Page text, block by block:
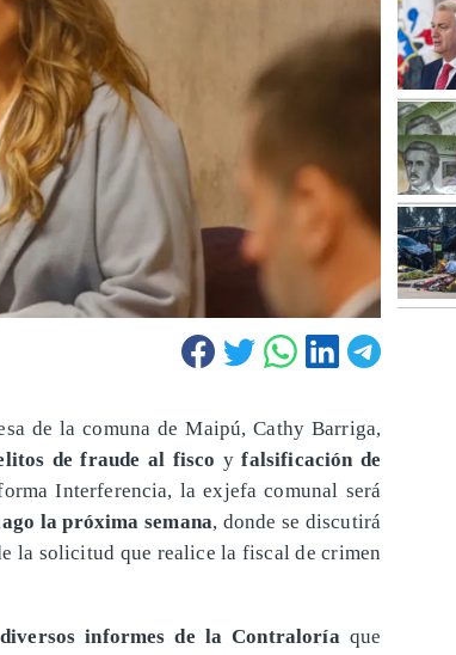
de la comuna de Maipú, Cathy Barriga,
de fraude al fisco yfalsificación de
Interferencia, la exjefa comunal será
la próxima semana, donde se discutirá
la solicitud que realice la fiscal de crimen
diversos informes de la Contraloría que